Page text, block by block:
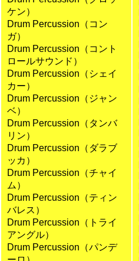
ケン）
Drum Percussion（コン
ガ）
Drum Percussion（コント
ロールサウンド）
Drum Percussion（シェイ
カー）
Drum Percussion（ジャン
ベ）
Drum Percussion（タンバ
リン）
Drum Percussion（ダラブ
ッカ）
Drum Percussion（チャイ
ム）
Drum Percussion（ティン
バレス）
Drum Percussion（トライ
アングル）
Drum Percussion（パンデ